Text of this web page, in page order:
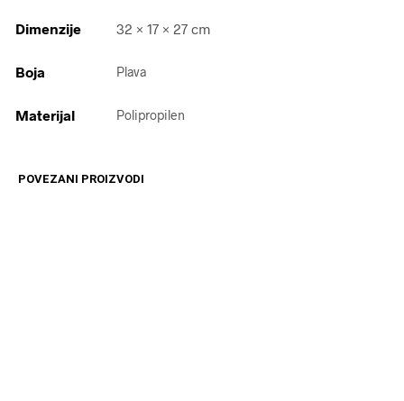
Dimenzije 32 × 17 × 27 cm
Boja Plava
Materijal Polipropilen
POVEZANI PROIZVODI